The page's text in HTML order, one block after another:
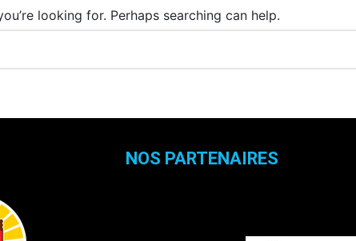
looking for. Perhaps searching can help.
NOS PARTENAIRES